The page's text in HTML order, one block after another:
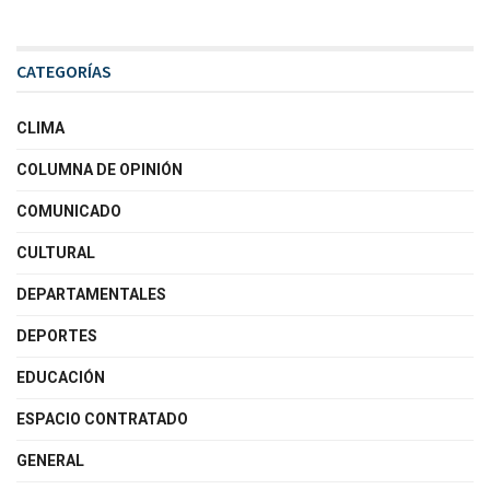
CATEGORÍAS
CLIMA
COLUMNA DE OPINIÓN
COMUNICADO
CULTURAL
DEPARTAMENTALES
DEPORTES
EDUCACIÓN
ESPACIO CONTRATADO
GENERAL